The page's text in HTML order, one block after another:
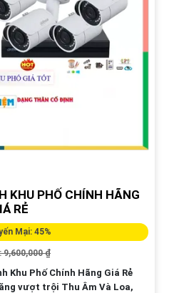
KHU PHỐ CHÍNH HÃNG
RẺ
Mại: 45%
9,600,000 ₫
Khu Phố Chính Hãng Giá Rẻ
vượt trội Thu Âm Và Loa,